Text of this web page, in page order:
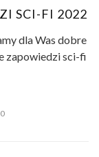
SCI-FI 2022
dla Was dobre
zapowiedzi sci-fi
0